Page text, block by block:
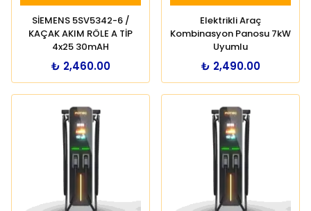
SİEMENS 5SV5342-6 /
KAÇAK AKIM RÖLE A TİP
4x25 30mAH
₺ 2,460.00
Elektrikli Araç
Kombinasyon Panosu 7kW
Uyumlu
₺ 2,490.00